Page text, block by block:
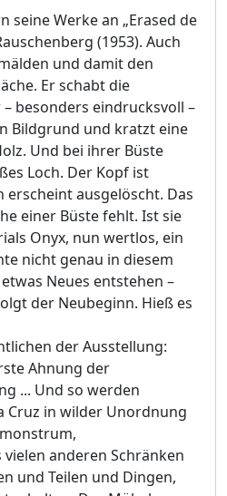
seine Werke an „Erased de
(1953). Auch
und damit den
Er schabt die
besonders eindrucksvoll –
Bildgrund und kratzt eine
Und bei ihrer Büste
Loch. Der Kopf ist
erscheint ausgelöscht. Das
einer Büste fehlt. Ist sie
Onyx, nun wertlos, ein
nicht genau in diesem
Neues entstehen –
der Neubeginn. Hieß es
der Ausstellung:
Ahnung der
... Und so werden
Cruz in wilder Unordnung
anderen Schränken
und Teilen und Dingen,